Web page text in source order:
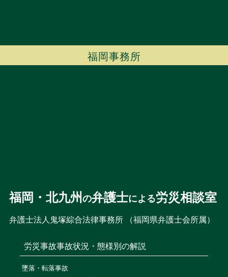
福岡事務所
福岡・北九州 の弁護士による労災相談室
弁護士法人鬼塚綜合法律事務所 （福岡県弁護士会所属）
労災事故事故状況・態様別の解説
墜落・転落事故